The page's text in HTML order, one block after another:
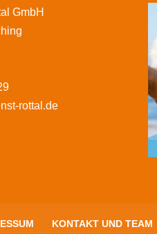
GmbH
rottal.de
KONTAKT UND TEAM